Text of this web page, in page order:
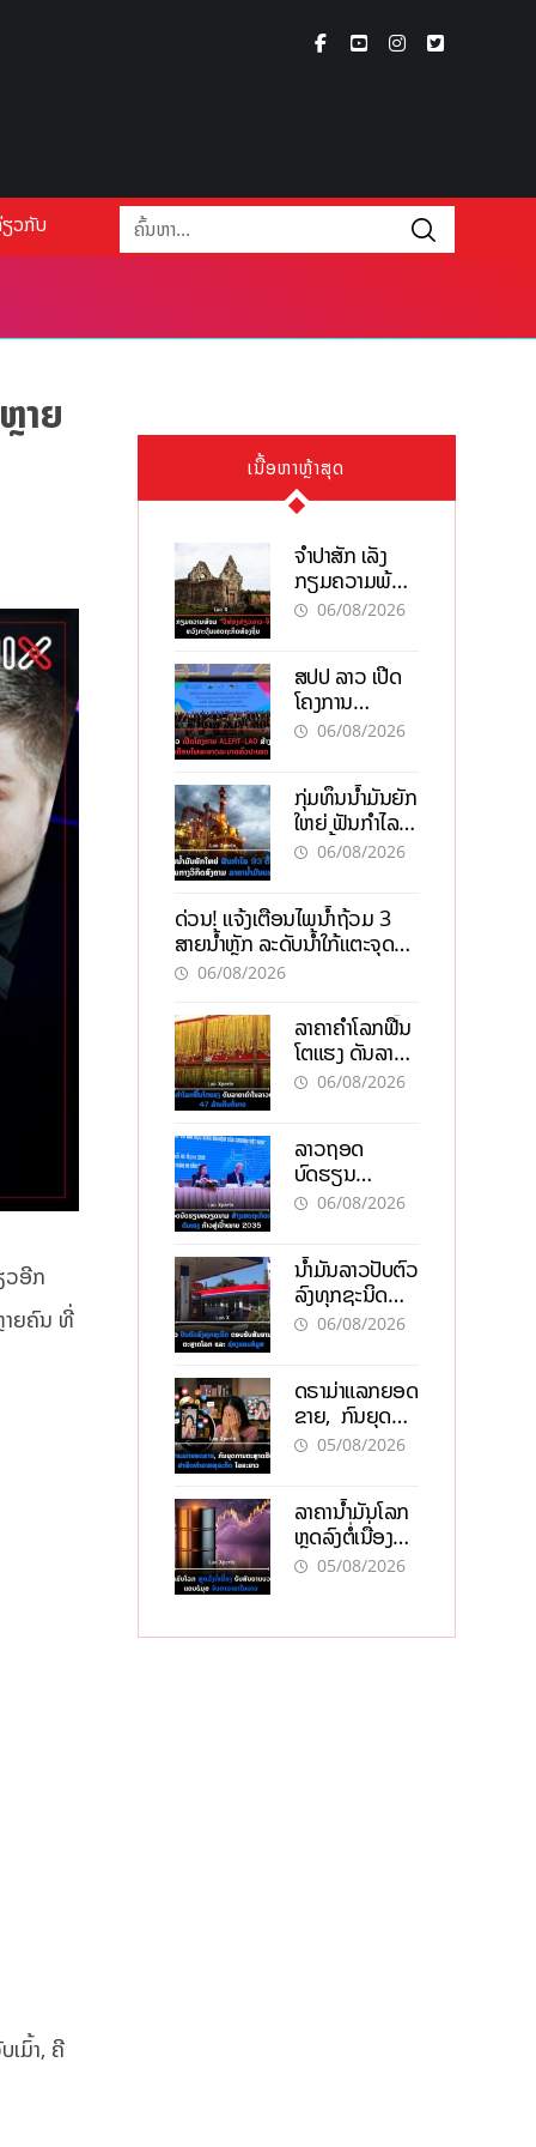
ວກັບ
າຍ
ວອີກ
າຍຄົນ ທີ່
ເມົ້າ, ຄີ
ເນື້ອຫາຫຼ້າສຸດ
ຈຳປາສັກ ເລັ່ງ
ກຽມຄວາມພ້ອມ
“ປີທ່ອງທ່ຽວ
ເສດຖະກິດ
ທ້ອງຖິ່ນ
06/08/2026
ສປປ ລາວ ເປີດ
ໂຄງການ
ALERT-LAO
ລະບາດທົ່ວ
ປະເທດ
06/08/2026
ກຸ່ມທຶນນ້ຳມັນຍັກ
ໃຫຍ່ ຟັນກຳໄລ
93 ຕື້ໂດລາ
ນໍ້າມັນແພງ
06/08/2026
ດ່ວນ! ແຈ້ງເຕືອນໄພນໍ້າຖ້ວມ 3
ສາຍນໍ້າຫຼັກ ລະດັບນໍ້າໃກ້ແຕະຈຸດ
ອັນຕະລາຍ
06/08/2026
ລາຄາຄຳໂລກຟື້ນ
ໂຕແຮງ ດັນລາຄາ
ຄຳໃນລາວທະລຸ
06/08/2026
ລາວຖອດ
ບົດຮຽນ
ຫວຽດນາມ ສ້າງ
ເປົ້າໝາຍ 2035
06/08/2026
ນໍ້າມັນລາວປັບຕົວ
ລົງທຸກຊະນິດ
ຕອບຮັບສັນຍານ
ແຄບຮໍມູສ
06/08/2026
ດຣາມ່າແລກຍອດ
ຂາຍ, ກົນຍຸດ
ການຕະຫຼາດສີ
ໄລຍະຍາວ
05/08/2026
ລາຄານ້ຳມັນໂລກ
ຫຼຸດລົງຕໍ່ເນື່ອງ
ຮັບສັນຍານບວກ
ລາວ
05/08/2026